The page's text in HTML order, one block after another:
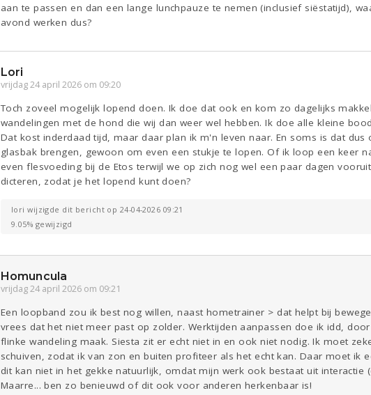
aan te passen en dan een lange lunchpauze te nemen (inclusief siëstatijd),
avond werken dus?
Lori
vrijdag 24 april 2026 om 09:20
Toch zoveel mogelijk lopend doen. Ik doe dat ook en kom zo dagelijks
wandelingen met de hond die wij dan weer wel hebben. Ik doe alle kleine
Dat kost inderdaad tijd, maar daar plan ik m'n leven naar. En soms is dat
glasbak brengen, gewoon om even een stukje te lopen. Of ik loop een keer
even flesvoeding bij de Etos terwijl we op zich nog wel een paar dagen
dicteren, zodat je het lopend kunt doen?
lori wijzigde dit bericht op 24-04-2026 09:21
9.05% gewijzigd
Homuncula
vrijdag 24 april 2026 om 09:21
Een loopband zou ik best nog willen, naast hometrainer > dat helpt bij
vrees dat het niet meer past op zolder. Werktijden aanpassen doe ik idd,
flinke wandeling maak. Siesta zit er echt niet in en ook niet nodig. Ik moet
schuiven, zodat ik van zon en buiten profiteer als het echt kan. Daar moet ik
dit kan niet in het gekke natuurlijk, omdat mijn werk ook bestaat uit interactie
Maarre... ben zo benieuwd of dit ook voor anderen herkenbaar is!